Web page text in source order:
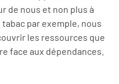
de nous et non plus à
par exemple, nous
les ressources que
face aux dépendances.